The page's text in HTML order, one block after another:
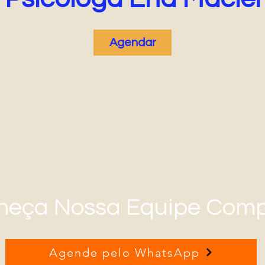
Agendar
Agende pelo WhatsApp
Nossa Equipe